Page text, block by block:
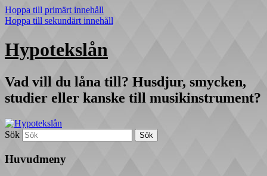
Hoppa till primärt innehåll
Hoppa till sekundärt innehåll
Hypotekslån
Vad vill du låna till? Husdjur, smycken,
studier eller kanske till musikinstrument?
Sök
Huvudmeny